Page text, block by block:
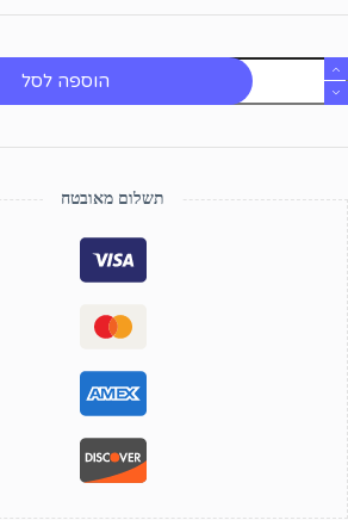
כמות
של
ממסר
(4
הוספה לסל
תשלום מאובטח